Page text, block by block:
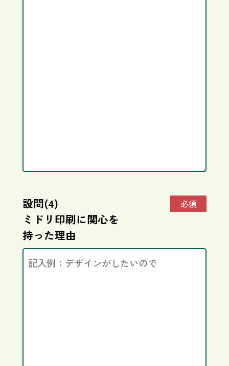
設問(4)
ミドリ印刷に関心を
持った理由
必須